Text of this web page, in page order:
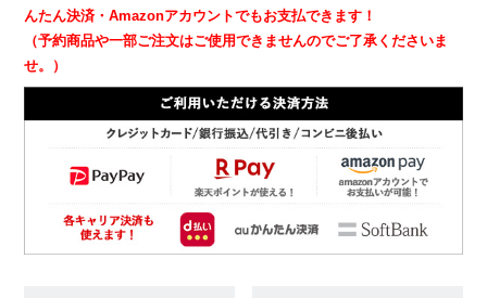
んたん決済・Amazonアカウントでもお支払できます！
（予約商品や一部ご注文はご使用できませんのでご了承くださいま
せ。）